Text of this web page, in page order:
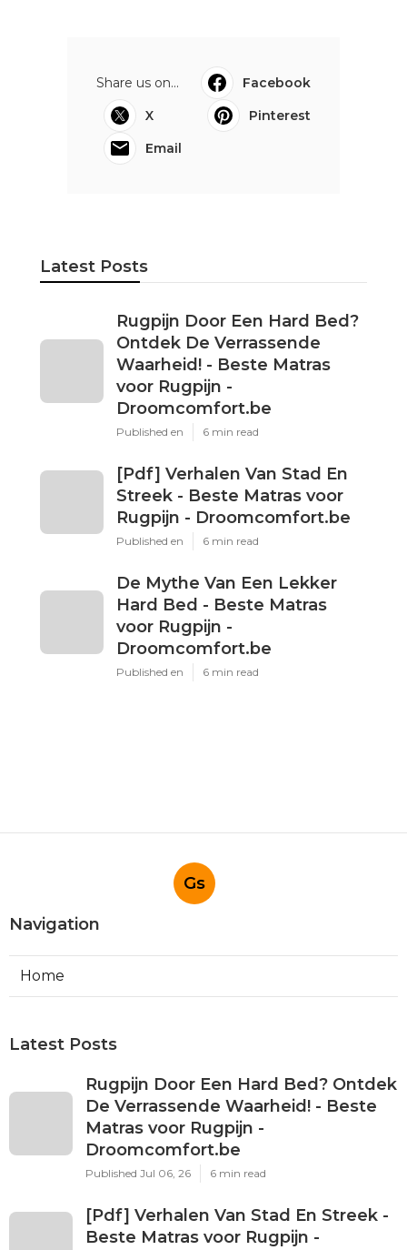
Share us on...
Facebook
X
Pinterest
Email
Latest Posts
Rugpijn Door Een Hard Bed?
Ontdek De Verrassende
Waarheid! - Beste Matras
voor Rugpijn -
Droomcomfort.be
Published en 6 min read
[Pdf] Verhalen Van Stad En
Streek - Beste Matras voor
Rugpijn - Droomcomfort.be
Published en 6 min read
De Mythe Van Een Lekker
Hard Bed - Beste Matras
voor Rugpijn -
Droomcomfort.be
Published en 6 min read
Gs
Navigation
Home
Latest Posts
Rugpijn Door Een Hard Bed? Ontdek
De Verrassende Waarheid! - Beste
Matras voor Rugpijn -
Droomcomfort.be
Published Jul 06, 26 6 min read
[Pdf] Verhalen Van Stad En Streek -
Beste Matras voor Rugpijn -